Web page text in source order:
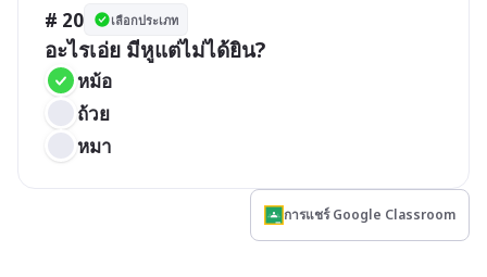
# 20 เลือกประเภท
อะไรเอ่ย มีหูแต่ไม่ได้ยิน?
หม้อ
ถ้วย
หมา
การแชร์ Google Classroom